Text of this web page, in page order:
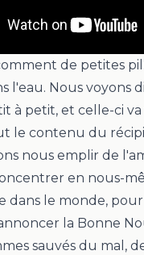
de petites
l'eau. Nous voyons
à petit, et celle-ci
le contenu du
nous emplir de
en nous-
dans le monde,
la Bonne
sauvés du mal,